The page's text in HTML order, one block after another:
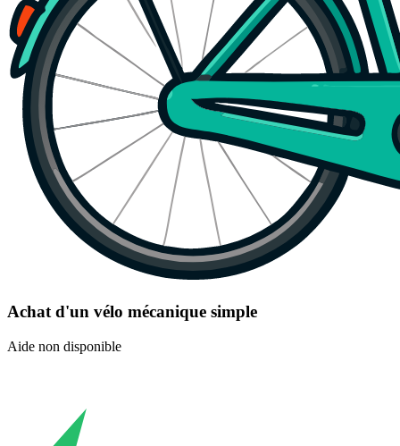
Achat d'un vélo mécanique simple
Aide non disponible